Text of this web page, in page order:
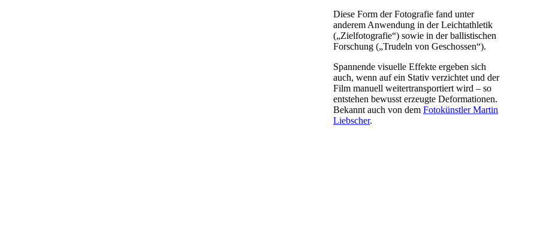
Diese Form der Fotografie fand unter
anderem Anwendung in der Leichtathletik
(„Zielfotografie“) sowie in der ballistischen
Forschung („Trudeln von Geschossen“).
Spannende visuelle Effekte ergeben sich
auch, wenn auf ein Stativ verzichtet und der
Film manuell weitertransportiert wird – so
entstehen bewusst erzeugte Deformationen.
Bekannt auch von dem Fotokünstler Martin
Liebscher.